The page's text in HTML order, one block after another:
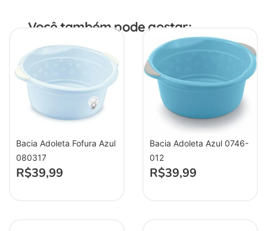
Você também pode gostar:
Bacia Adoleta Fofura Azul
080317
R$39,99
Bacia Adoleta Azul 0746-
012
R$39,99